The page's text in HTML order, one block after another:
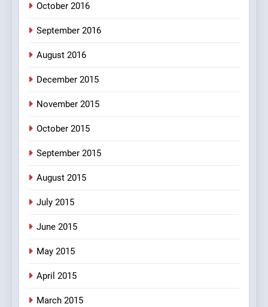
October 2016
September 2016
August 2016
December 2015
November 2015
October 2015
September 2015
August 2015
July 2015
June 2015
May 2015
April 2015
March 2015